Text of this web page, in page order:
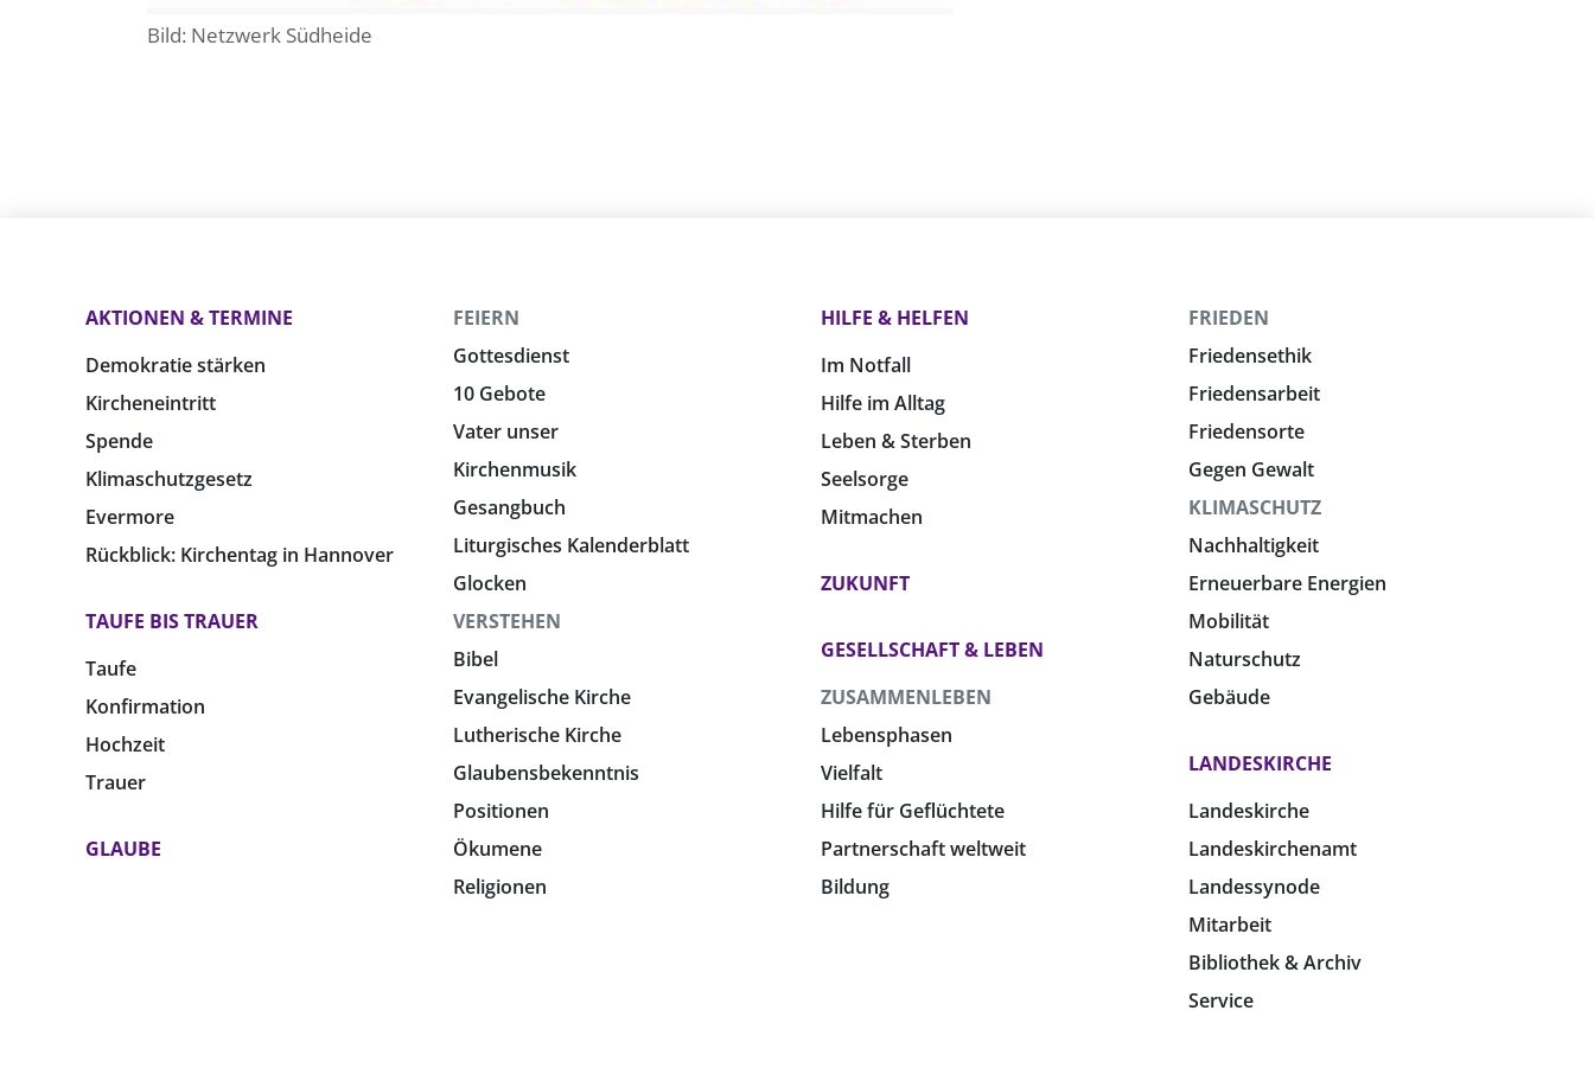
Bild: Netzwerk Südheide
AKTIONEN & TERMINE
Demokratie stärken
Kircheneintritt
Spende
Klimaschutzgesetz
Evermore
Rückblick: Kirchentag in Hannover
TAUFE BIS TRAUER
Taufe
Konfirmation
Hochzeit
Trauer
GLAUBE
FEIERN
Gottesdienst
10 Gebote
Vater unser
Kirchenmusik
Gesangbuch
Liturgisches Kalenderblatt
Glocken
VERSTEHEN
Bibel
Evangelische Kirche
Lutherische Kirche
Glaubensbekenntnis
Positionen
Ökumene
Religionen
HILFE & HELFEN
Im Notfall
Hilfe im Alltag
Leben & Sterben
Seelsorge
Mitmachen
ZUKUNFT
GESELLSCHAFT & LEBEN
ZUSAMMENLEBEN
Lebensphasen
Vielfalt
Hilfe für Geflüchtete
Partnerschaft weltweit
Bildung
FRIEDEN
Friedensethik
Friedensarbeit
Friedensorte
Gegen Gewalt
KLIMASCHUTZ
Nachhaltigkeit
Erneuerbare Energien
Mobilität
Naturschutz
Gebäude
LANDESKIRCHE
Landeskirche
Landeskirchenamt
Landessynode
Mitarbeit
Bibliothek & Archiv
Service